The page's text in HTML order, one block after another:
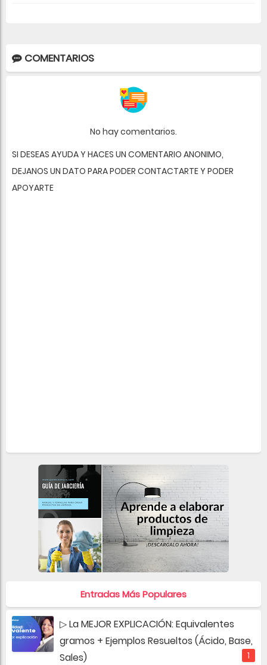
COMENTARIOS
No hay comentarios.
SI DESEAS AYUDA Y HACES UN COMENTARIO ANONIMO,
DEJANOS UN DATO PARA PODER CONTACTARTE Y PODER
APOYARTE
Entradas Más Populares
▷ La MEJOR EXPLICACIÓN: Equivalentes
gramos + Ejemplos Resueltos (Ácido, Base,
Sales)